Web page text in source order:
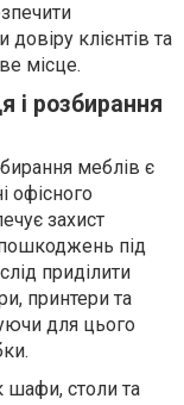
довіру клієнтів та
місце.
і розбирання
меблів є
офісного
захист
під
приділити
принтери та
для цього
шафи, столи та